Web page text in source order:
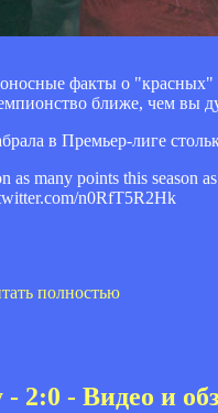
факты о
ближе, чем вы
в Премьер-лиге
many points this season
n0RfT5R2Hk
полностью
- Видео и